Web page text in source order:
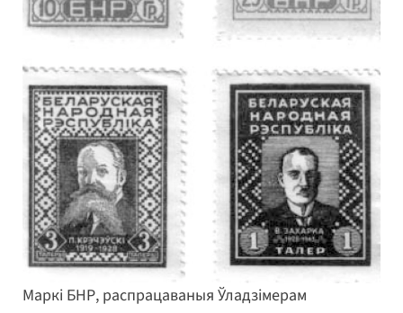
Маркі БНР, распрацаваныя Ўладзімерам